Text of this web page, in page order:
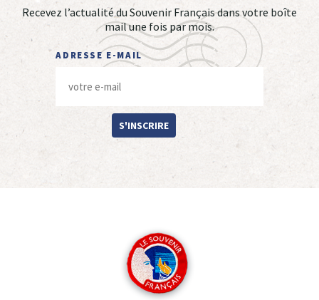
Recevez l’actualité du Souvenir Français dans votre boîte
mail une fois par mois.
ADRESSE E-MAIL
S'INSCRIRE